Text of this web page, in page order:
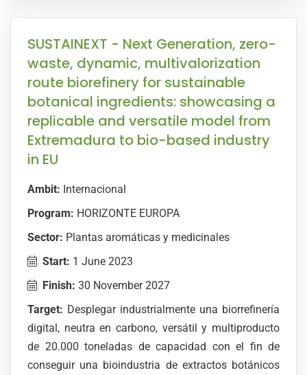
SUSTAINEXT - Next Generation, zero-
waste, dynamic, multivalorization
route biorefinery for sustainable
botanical ingredients: showcasing a
replicable and versatile model from
Extremadura to bio-based industry
in EU
Ambit: Internacional
Program: HORIZONTE EUROPA
Sector: Plantas aromáticas y medicinales
Start: 1 June 2023
Finish: 30 November 2027
Target: Desplegar industrialmente una biorrefinería
digital, neutra en carbono, versátil y multiproducto
de 20.000 toneladas de capacidad con el fin de
conseguir una bioindustria de extractos botánicos